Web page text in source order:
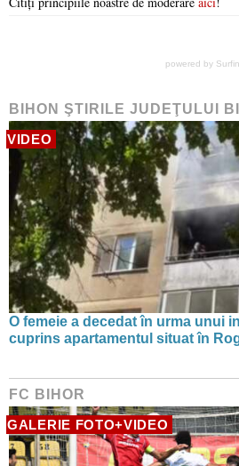
powered by
BIHON ŞTIRILE JUDEŢULUI
VIDEO
O femeie a decedat în urma unui
cuprins apartamentul situat în
FC BIHOR
GALERIE FOTO+VIDEO